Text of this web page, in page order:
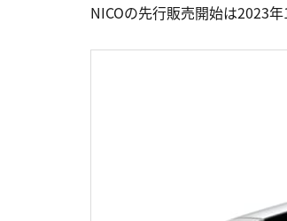
NICOの先行販売開始は2023